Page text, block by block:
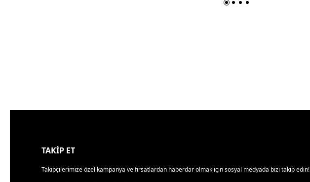
TAKİP ET
Takipçilerimize özel kampanya ve fırsatlardan haberdar olmak için sosyal medyada bizi takip edin!